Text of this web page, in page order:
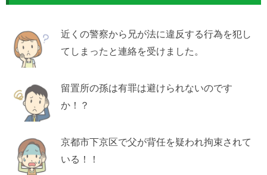
近くの警察から兄が法に違反する行為を犯し
てしまったと連絡を受けました。
留置所の孫は有罪は避けられないのです
か！？
京都市下京区で父が背任を疑われ拘束されて
いる！！